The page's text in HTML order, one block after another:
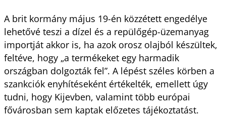
A brit kormány május 19-én közzétett engedélye
lehetővé teszi a dízel és a repülőgép-üzemanyag
importját akkor is, ha azok orosz olajból készültek,
feltéve, hogy „a termékeket egy harmadik
országban dolgozták fel”. A lépést széles körben a
szankciók enyhítéseként értékelték, emellett úgy
tudni, hogy Kijevben, valamint több európai
fővárosban sem kaptak előzetes tájékoztatást.